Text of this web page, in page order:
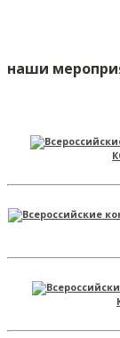
наши